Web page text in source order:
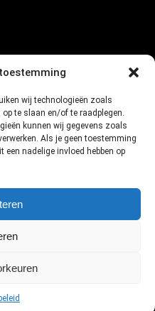
wij technologieën zoals
te slaan en/of te raadplegen.
kunnen wij gegevens zoals
Als je geen toestemming
nadelige invloed hebben op
drones